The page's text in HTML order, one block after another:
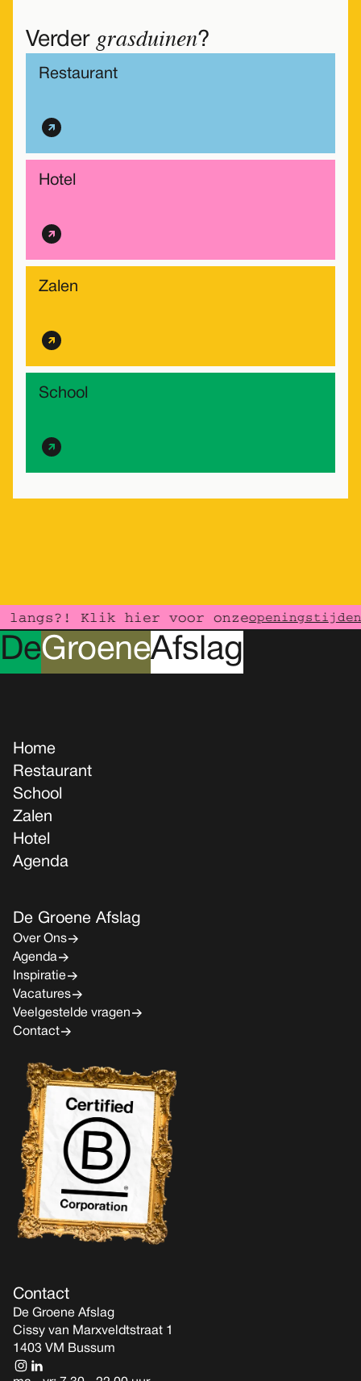
Verder grasduinen?
Restaurant
Hotel
Zalen
School
Klik hier voor onzeopeningstijden
DeGroeneAfslag
Home
Restaurant
School
Zalen
Hotel
Agenda
De Groene Afslag
Over Ons
Agenda
Inspiratie
Vacatures
Veelgestelde vragen
Contact
Contact
De Groene Afslag
Cissy van Marxveldtstraat 1
1403 VM Bussum